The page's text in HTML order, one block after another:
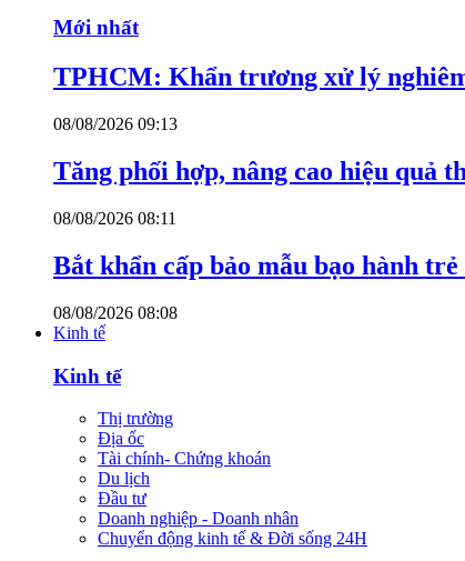
Mới nhất
TPHCM: Khẩn trương xử lý
08/08/2026 09:13
Tăng phối hợp, nâng cao hiệu quả
08/08/2026 08:11
Bắt khẩn cấp bảo mẫu bạo hành
08/08/2026 08:08
Kinh tế
Kinh tế
Thị trường
Địa ốc
Tài chính- Chứng khoán
Du lịch
Đầu tư
Doanh nghiệp - Doanh nhân
Chuyển động kinh tế & Đời sống 24H